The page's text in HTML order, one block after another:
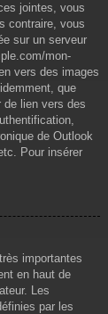
jointes, vous
contraire, vous
sur un serveur
mon-
vers des images
que
de lien vers des
de Outlook
Pour insérer
importantes
en haut de
Les
par les